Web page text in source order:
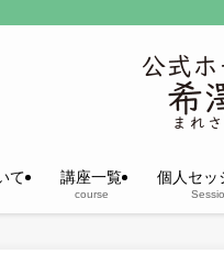
て 講座一覧
course
個人セッ